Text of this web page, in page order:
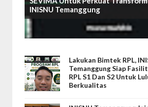
INISNU Temanggung
Lakukan Bimtek RPL,
Temanggung Siap
RPL S1 Dan S2 Untuk
Berkualitas